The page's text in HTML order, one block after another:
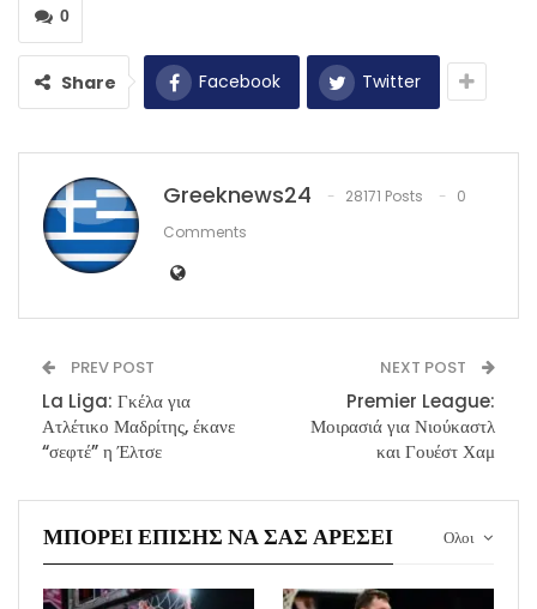
0
Share Facebook Twitter
Greeknews24 28171 Posts
0
Comments
PREV POST
La Liga: Γκέλα για
Ατλέτικο Μαδρίτης, έκανε
“σεφτέ” η Έλτσε
NEXT POST
Premier League:
Μοιρασιά για Νιούκαστλ
και Γουέστ Χαμ
Ολοι
ΜΠΟΡΕΊ ΕΠΊΣΗΣ ΝΑ ΣΑΣ ΑΡΈΣΕΙ